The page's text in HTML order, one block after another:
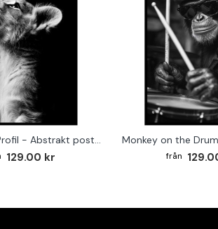
Lejonunge i Profil - Abstrakt poster i svartvitt
129.00 kr